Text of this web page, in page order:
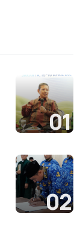
01
02